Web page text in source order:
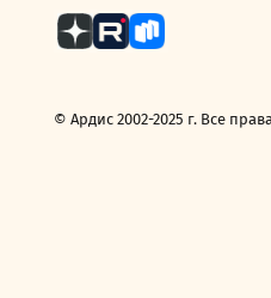
© Ардис 2002-2025 г. Все